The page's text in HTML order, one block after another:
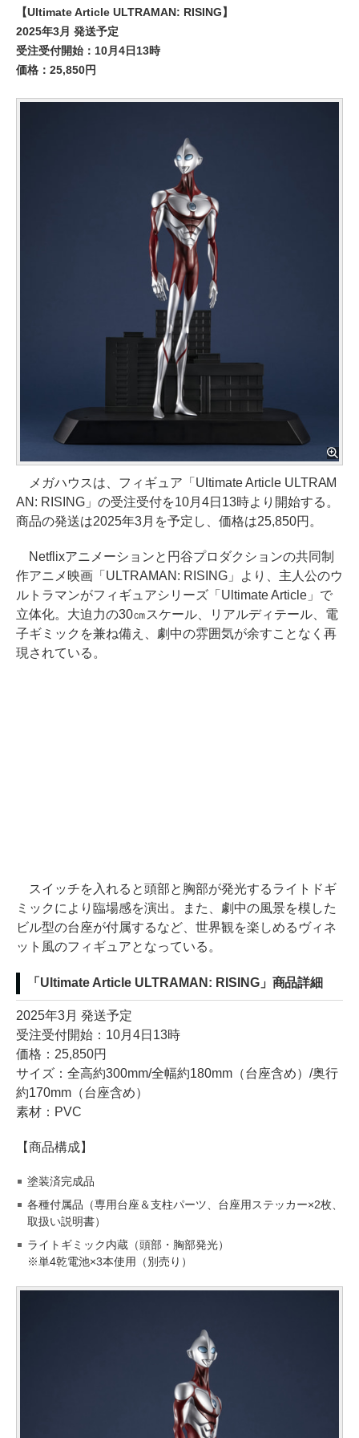
【Ultimate Article ULTRAMAN: RISING】
2025年3月 発送予定
受注受付開始：10月4日13時
価格：25,850円
メガハウスは、フィギュア「Ultimate Article ULTRAM
AN: RISING」の受注受付を10月4日13時より開始する。
商品の発送は2025年3月を予定し、価格は25,850円。
Netflixアニメーションと円谷プロダクションの共同制
作アニメ映画「ULTRAMAN: RISING」より、主人公のウ
ルトラマンがフィギュアシリーズ「Ultimate Article」で
立体化。大迫力の30㎝スケール、リアルディテール、電
子ギミックを兼ね備え、劇中の雰囲気が余すことなく再
現されている。
スイッチを入れると頭部と胸部が発光するライトドギ
ミックにより臨場感を演出。また、劇中の風景を模した
ビル型の台座が付属するなど、世界観を楽しめるヴィネ
ット風のフィギュアとなっている。
「Ultimate Article ULTRAMAN: RISING」商品詳細
2025年3月 発送予定
受注受付開始：10月4日13時
価格：25,850円
サイズ：全高約300mm/全幅約180mm（台座含め）/奥行
約170mm（台座含め）
素材：PVC
【商品構成】
塗装済完成品
各種付属品（専用台座＆支柱パーツ、台座用ステッカー×2枚、
取扱い説明書）
ライトギミック内蔵（頭部・胸部発光）
※単4乾電池×3本使用（別売り）